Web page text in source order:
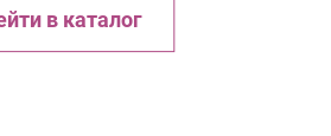
в каталог